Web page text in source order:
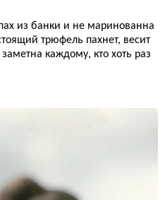
из банки и не маринованна
трюфель пахнет, весит
каждому, кто хоть раз